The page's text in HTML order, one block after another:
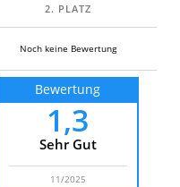
Noch keine Bewertung
Bewertung
1,3
Sehr Gut
11/2025